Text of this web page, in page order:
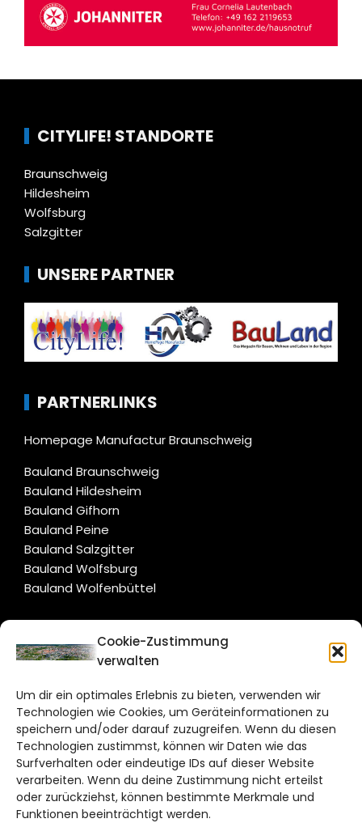
Cookie-Zustimmung
verwalten
Um dir ein optimales Erlebnis zu bieten, verwenden wir
Technologien wie Cookies, um Geräteinformationen zu
speichern und/oder darauf zuzugreifen. Wenn du diesen
Technologien zustimmst, können wir Daten wie das
Surfverhalten oder eindeutige IDs auf dieser Website
verarbeiten. Wenn du deine Zustimmung nicht erteilst
oder zurückziehst, können bestimmte Merkmale und
Funktionen beeinträchtigt werden.
CITYLIFE! STANDORTE
Braunschweig
Hildesheim
Wolfsburg
Salzgitter
UNSERE PARTNER
PARTNERLINKS
Homepage Manufactur Braunschweig
Bauland Braunschweig
Bauland Hildesheim
Bauland Gifhorn
Bauland Peine
Bauland Salzgitter
Bauland Wolfsburg
Bauland Wolfenbüttel
CITYLIFE!
Bruchtorwall 12
38100 Braunschweig
Telefon: 0531 387220 – 65
DAS STADTMAGAZIN FÜR
BRAUNSCHWEIG